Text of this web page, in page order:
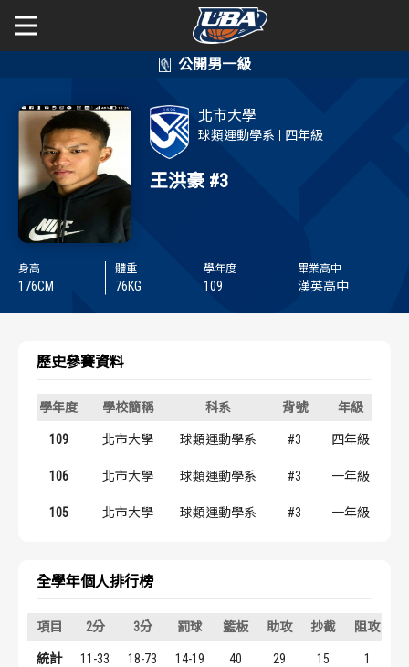
公開男一級 賽事資訊
賽程表
球隊資訊
歷屆個人獎得主
公開女一級
賽事資訊
賽程表
球隊資訊
歷屆個人獎得主
二級與一般組
新聞
北市大學
球類運動學系 四年級
王洪豪 #3
身高
176CM
體重
76KG
學年度
109
畢業高中
漢英高中
歷史參賽資料
學年度 學校簡稱 科系 背號 年級
109 北市大學 球類運動學系 #3 四年級
106 北市大學 球類運動學系 #3 一年級
105 北市大學 球類運動學系 #3 一年級
全學年個人排行榜
項目 2分 3分 罰球 籃板 助攻 抄截 阻攻
統計 11-33 18-73 14-19 40 29 15 1